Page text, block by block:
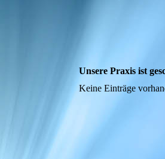
Unsere Praxis ist
Keine Einträge